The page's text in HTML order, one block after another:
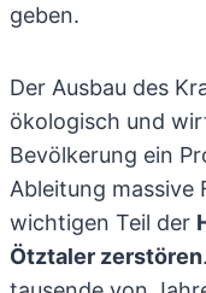
geben.
Der Ausbau des
ökologisch und
Bevölkerung ein
Ableitung massive
wichtigen Teil der
Ötztaler zerstören.